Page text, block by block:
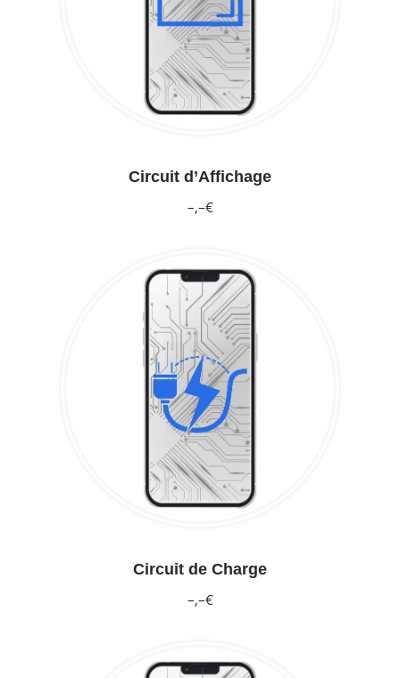
Circuit d’Affichage
–,–€
Circuit de Charge
–,–€